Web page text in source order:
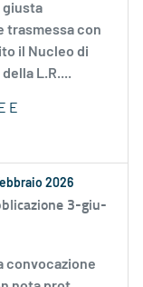
giusta
trasmessa con
il Nucleo di
L.R....
E
2026
3-giu-
convocazione